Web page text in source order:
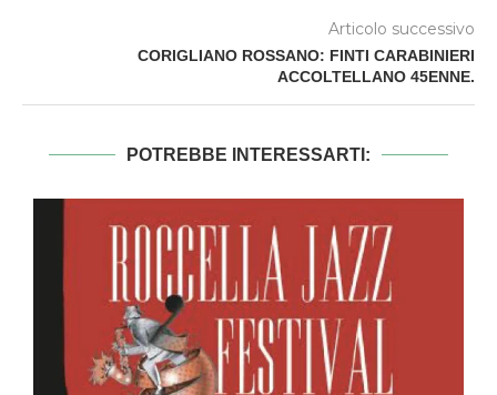
Articolo successivo
CORIGLIANO ROSSANO: FINTI CARABINIERI
ACCOLTELLANO 45ENNE.
POTREBBE INTERESSARTI: